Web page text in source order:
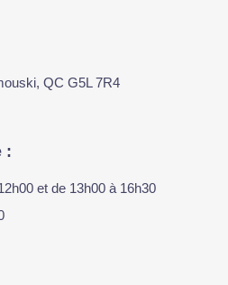
QC G5L 7R4
:
et de 13h00 à 16h30